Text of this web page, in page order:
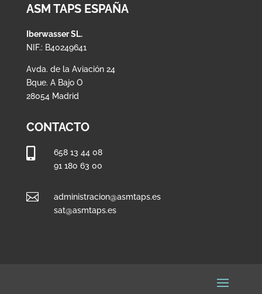
ASM TAPS ESPAÑA
Iberwasser SL.
NIF.: B40249641
Avda. de la Aviación 24
Bque. A Bajo O
28054 Madrid
CONTACTO

658 13 44 08
91 180 63 00

administracion@asmtaps.es
sat@asmtaps.es